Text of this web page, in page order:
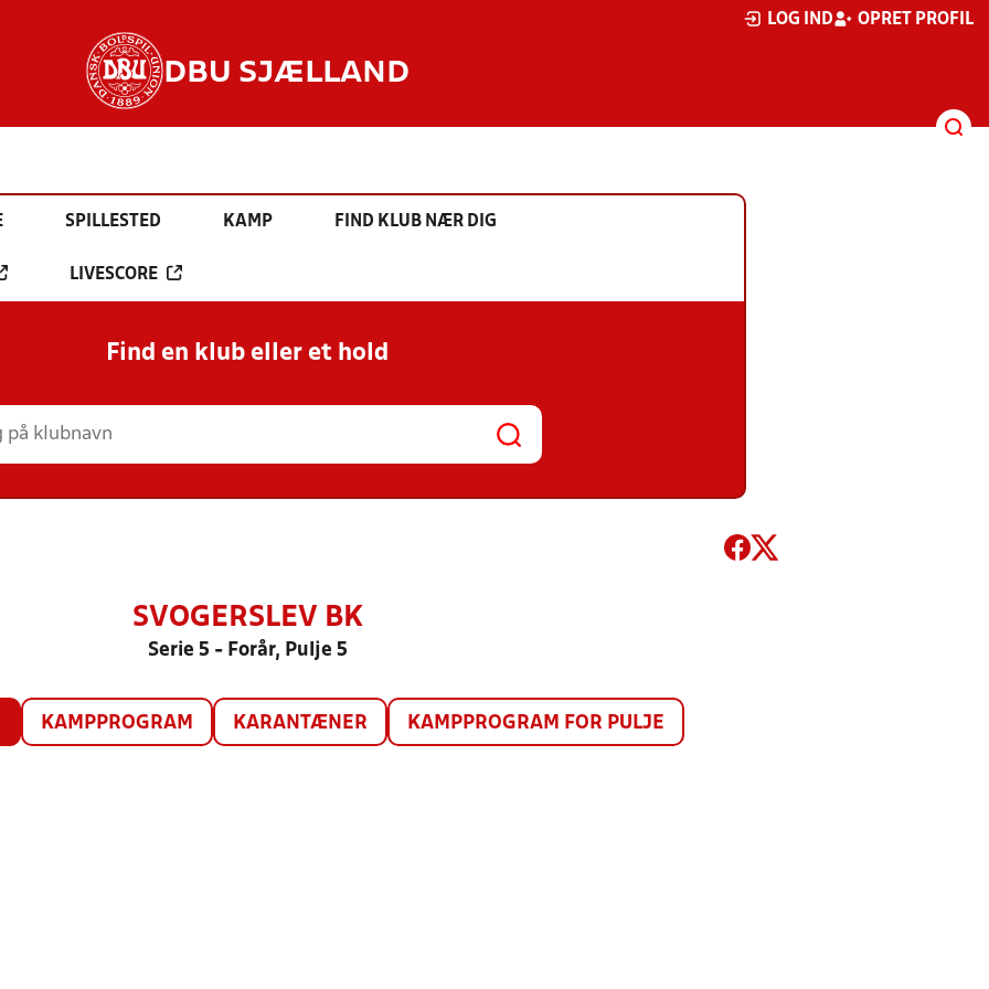
LOG IND OPRET PROFIL
DBU SJÆLLAND
SPILLESTED KAMP FIND KLUB NÆR DIG
LIVESCORE
Find en klub eller et hold
SVOGERSLEV BK
Serie 5 - Forår, Pulje 5
KAMPPROGRAM KARANTÆNER KAMPPROGRAM FOR PULJE